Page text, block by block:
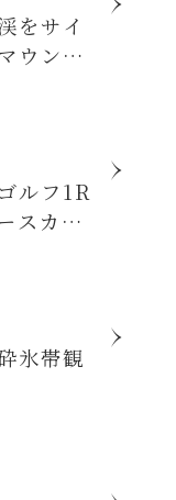
をサイ
ウンテ
ラン登
ルフ1R
スカン
氷帯観